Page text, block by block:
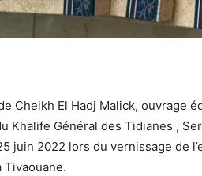
Cheikh El Hadj Malick, ouvrage
Khalife Général des Tidianes ,
juin 2022 lors du vernissage de
Tivaouane.